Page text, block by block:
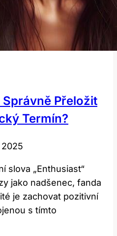
Přeložit
Termín?
2025
slova „Enthusiast“
jako nadšenec, fanda
je zachovat pozitivní
s tímto